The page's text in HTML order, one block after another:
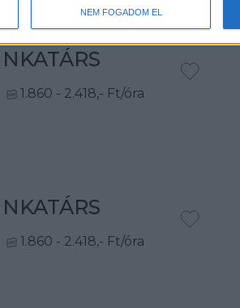
NEM FOGADOM EL
1.860 - 2.418,- Ft/óra
1.860 - 2.418,- Ft/óra